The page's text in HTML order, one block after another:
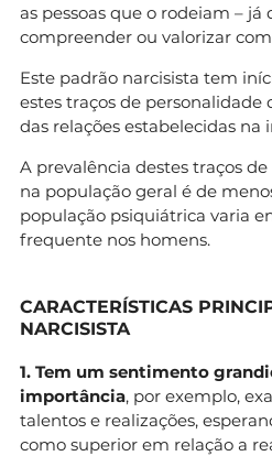
as pessoas que o rodeiam –
compreender ou valorizar
Este padrão narcisista tem
estes traços de personalidade
das relações estabelecidas na
A prevalência destes traços
na população geral é de
população psiquiátrica varia
frequente nos homens.
CARACTERÍSTICAS
NARCISISTA
1. Tem um sentimento
importância, por exemplo,
talentos e realizações,
como superior em relação a